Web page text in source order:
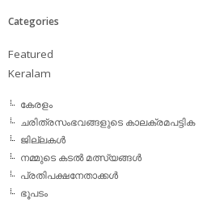
Categories
Featured
Keralam
കേരളം
ചരിത്രസംഭവങ്ങളുടെ കാലക്രമപട്ടിക
ജില്ലകള്‍
നമ്മുടെ കടല്‍ മത്സ്യങ്ങള്‍
പ്രതിപക്ഷനേതാക്കള്‍
ഭൂപടം